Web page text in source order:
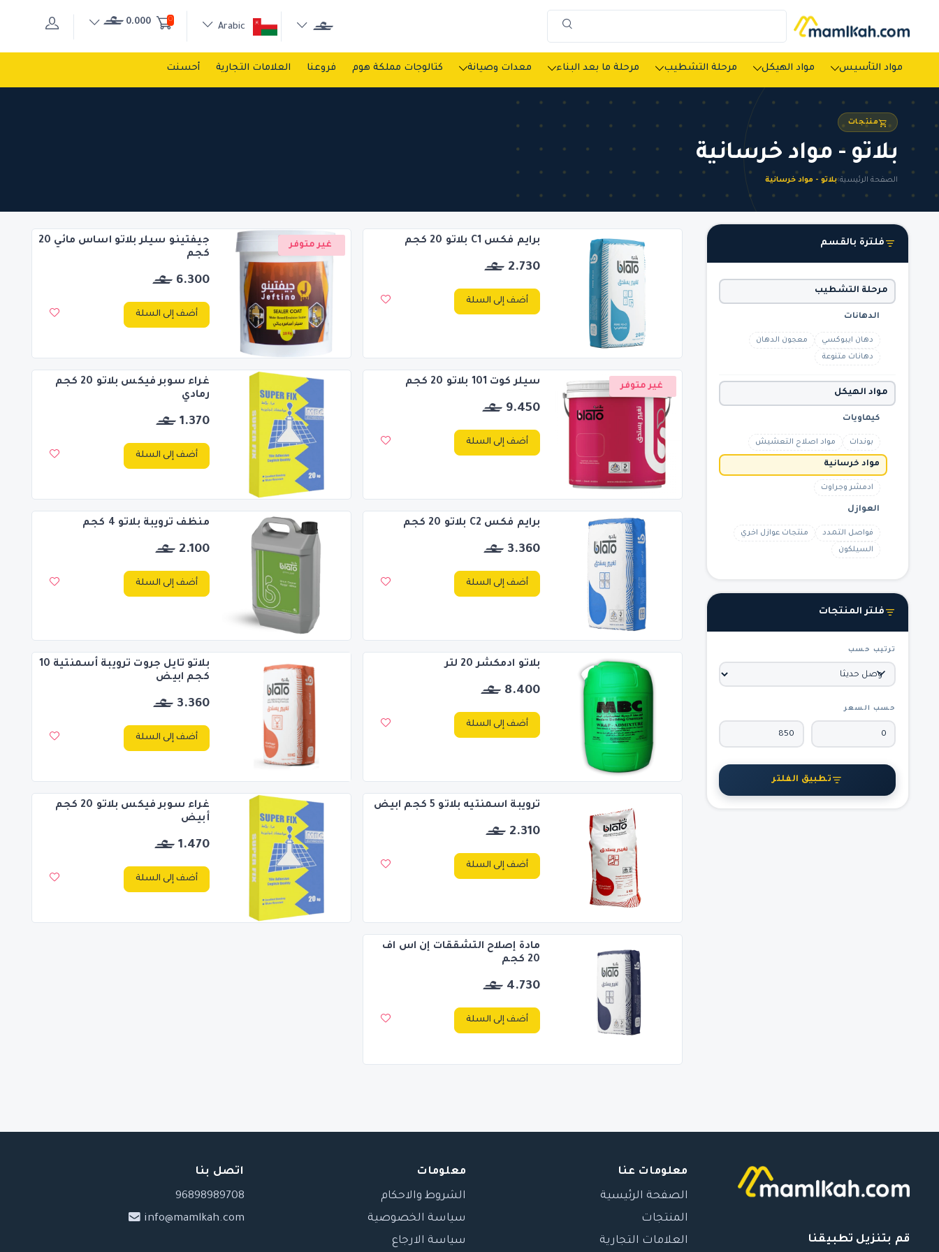
0
0.000
مواد التأسيس مواد الهيكل مرحلة التشطيب مرحلة ما بعد البناء معدات وصيانة كتالوجات مملكة هوم فروعنا العلامات التجارية أحسنت
منتجات
بلاتو - مواد خرسانية
الصفحة الرئيسية›بلاتو - مواد خرسانية
فلترة بالقسم
مرحلة التشطيب
الدهانات
دهان ايبوكسي
معجون الدهان
دهانات متنوعة
مواد الهيكل
كيماويات
بوندات مواد اصلاح التعشيش
مواد خرسانية
ادمشر وجراوت
العوازل
فواصل التمدد
منتجات عوازل اخري
السيلكون
فلتر المنتجات
ترتيب حسب
حسب السعر
تطبيق الفلتر
برايم فكس C1 بلاتو 20 كجم
2.730
أضف إلى السلة
غير متوفر
جيفتينو سيلر بلاتو اساس مائي 20
كجم
6.300
أضف إلى السلة
غير متوفر سيلر كوت 101 بلاتو 20 كجم
9.450
أضف إلى السلة
غراء سوبر فيكس بلاتو 20 كجم
رمادي
1.370
أضف إلى السلة
برايم فكس C2 بلاتو 20 كجم
3.360
أضف إلى السلة
منظف ترويبة بلاتو 4 كجم
2.100
أضف إلى السلة
بلاتو ادمكشر 20 لتر
8.400
أضف إلى السلة
بلاتو تايل جروت ترويبة أسمنتية 10
كجم ابيض
3.360
أضف إلى السلة
ترويبة اسمنتيه بلاتو 5 كجم ابيض
2.310
أضف إلى السلة
غراء سوبر فيكس بلاتو 20 كجم
أبيض
1.470
أضف إلى السلة
مادة إصلاح التشققات إن اس اف
20 كجم
4.730
أضف إلى السلة
قم بتنزيل تطبيقنا
معلومات عنا
الصفحة الرئيسية
المنتجات
العلامات التجارية
معلومات
الشروط والاحكام
سياسة الخصوصية
سياسة الارجاع
اتصل بنا
96898989708
info@mamlkah.com